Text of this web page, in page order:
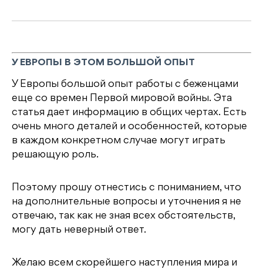
У ЕВРОПЫ В ЭТОМ БОЛЬШОЙ ОПЫТ
У Европы большой опыт работы с беженцами
еще со времен Первой мировой войны. Эта
статья дает информацию в общих чертах. Есть
очень много деталей и особенностей, которые
в каждом конкретном случае могут играть
решающую роль.
Поэтому прошу отнестись с пониманием, что
на дополнительные вопросы и уточнения я не
отвечаю, так как не зная всех обстоятельств,
могу дать неверный ответ.
Желаю всем скорейшего наступления мира и